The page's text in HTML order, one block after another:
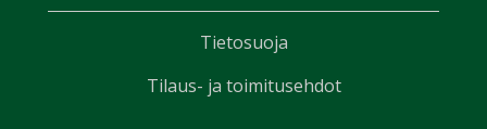
Tietosuoja
Tilaus- ja toimitusehdot